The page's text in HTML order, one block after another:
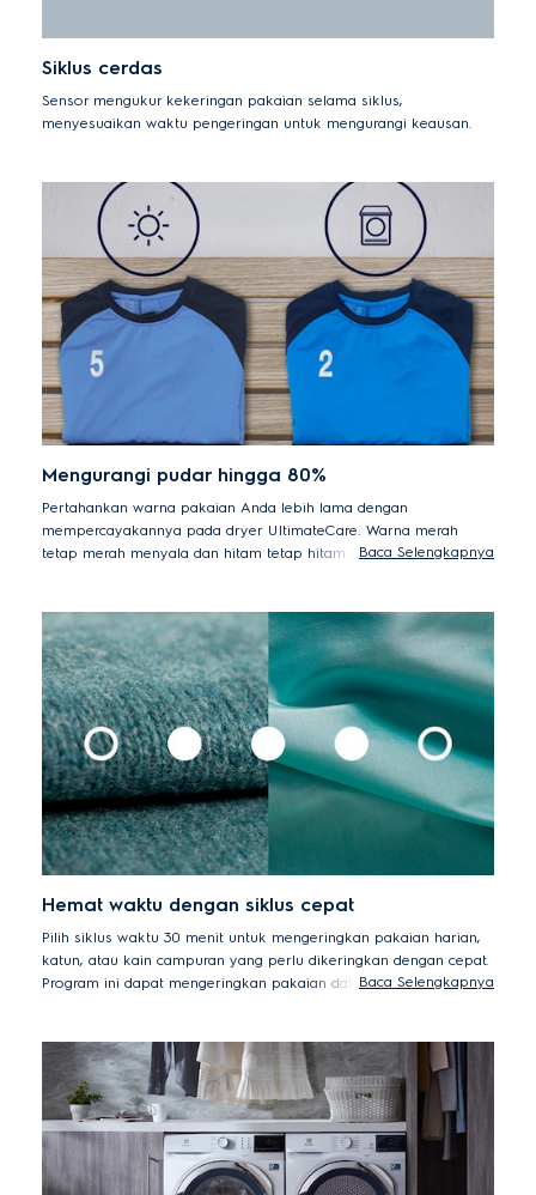
Siklus cerdas
Sensor mengukur kekeringan pakaian selama siklus,
menyesuaikan waktu pengeringan untuk mengurangi keausan.
Mengurangi pudar hingga 80%
Pertahankan warna pakaian Anda lebih lama dengan
mempercayakannya pada dryer UltimateCare. Warna merah
tetap merah menyala dan hitam tetap hitam gelap dengan
*80% lebih sedikit pemudaran warna vs. dijemur dibawah
matahari - diuji dan disertifikasi oleh UL
Baca Selengkapnya
Hemat waktu dengan siklus cepat
Pilih siklus waktu 30 menit untuk mengeringkan pakaian harian,
katun, atau kain campuran yang perlu dikeringkan dengan cepat.
Program ini dapat mengeringkan pakaian dalam jumlah kecil
Baca Selengkapnya